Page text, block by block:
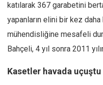
katılarak 367 garabetini
yapanların elini bir kez daha
mühendisliğine mesafeli
Bahçeli, 4 yıl sonra 2011
Kasetler havada uçuştu